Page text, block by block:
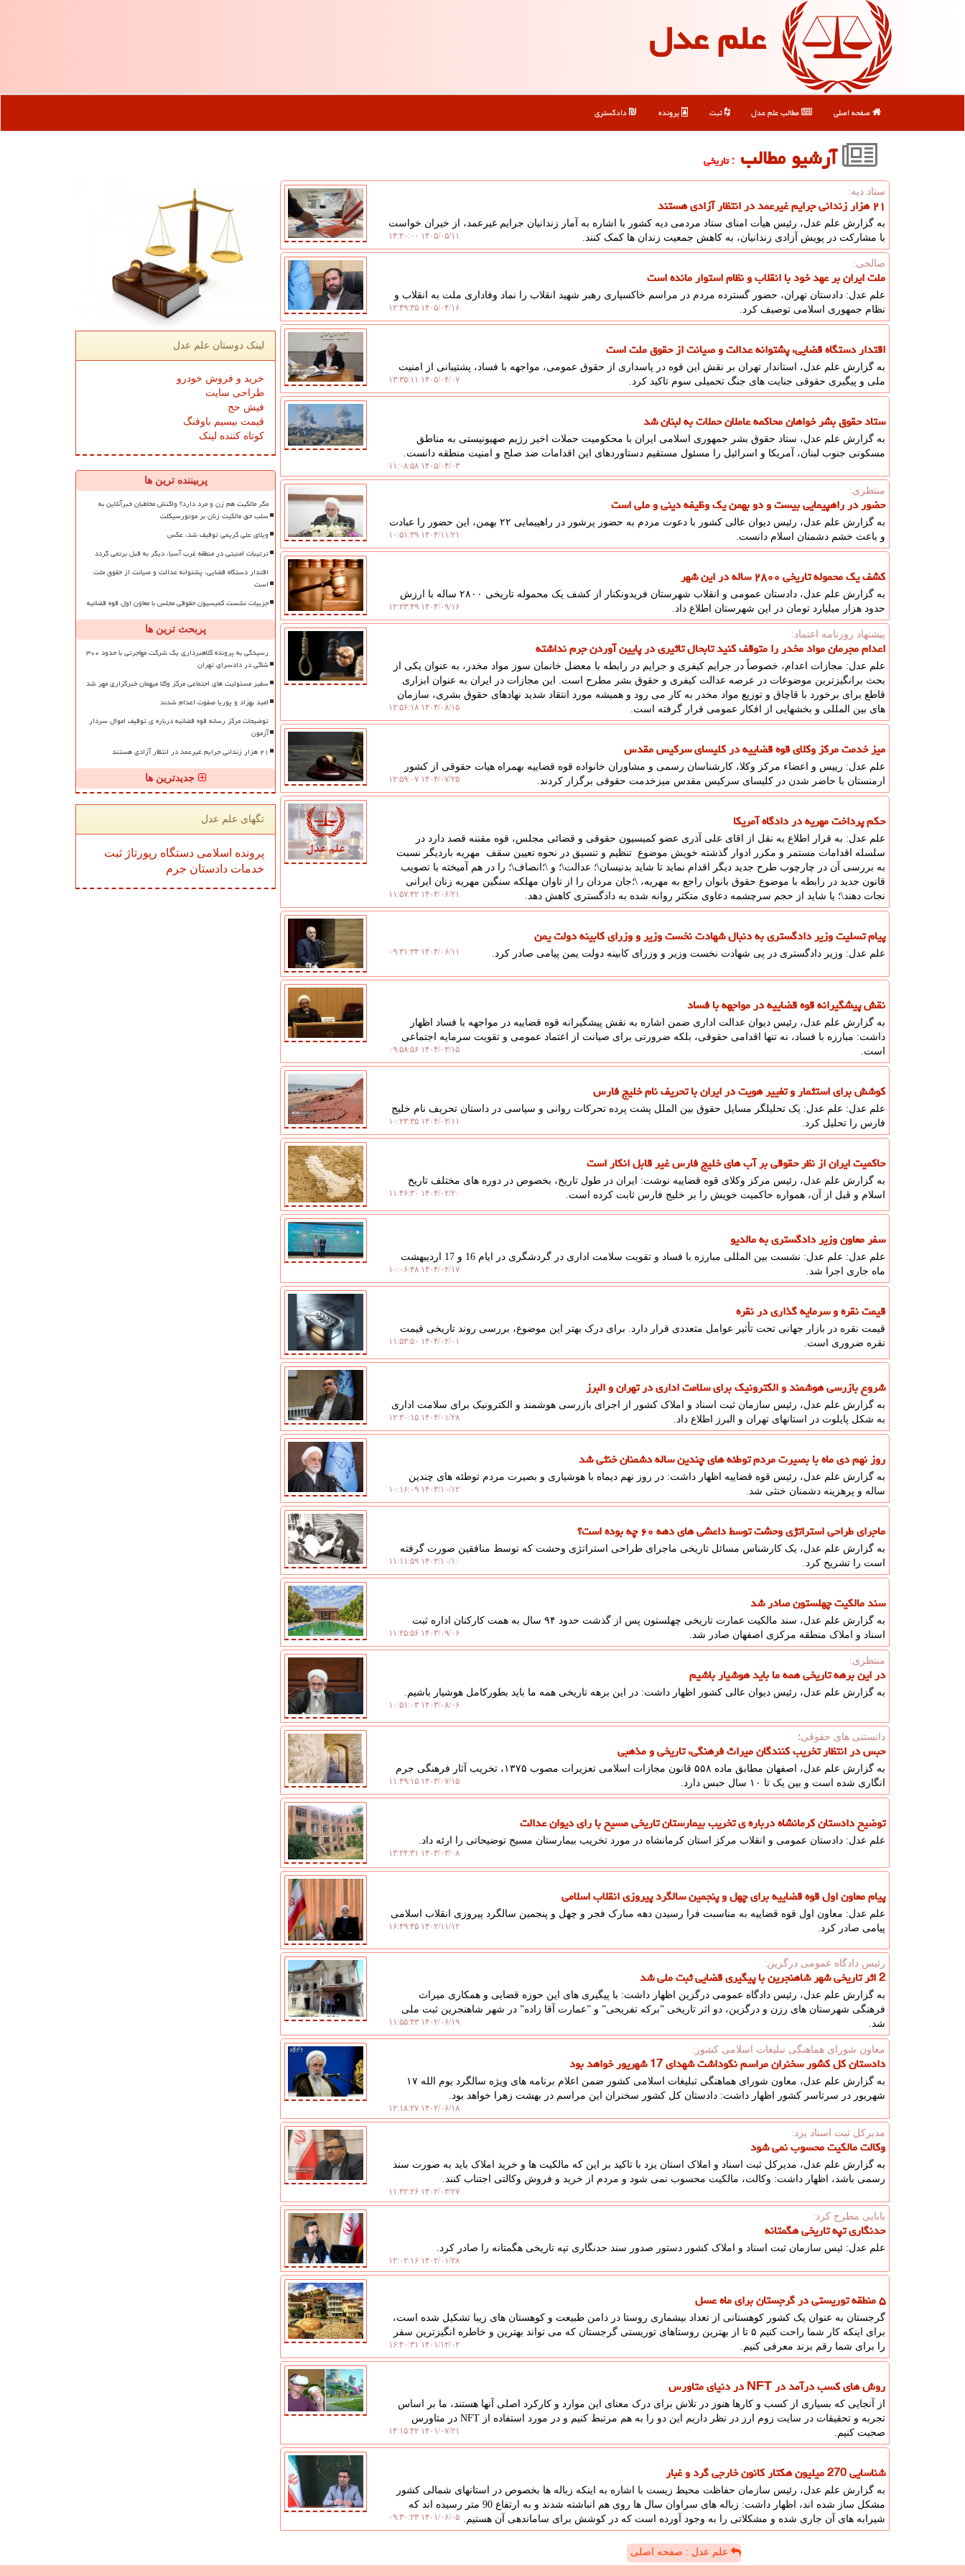
علم عدل
صفحه اصلی مطالب علم عدل ثبت پرونده دادگستری
آرشیو مطالب : تاریخی
ستاد دیه:
۲۱ هزار زندانی جرایم غیرعمد در انتظار آزادی هستند
به گزارش علم عدل، رئیس هیأت امنای ستاد مردمی دیه کشور با اشاره به آمار زندانیان جرایم غیرعمد، از خیران خواست
با مشارکت در پویش آزادی زندانیان، به کاهش جمعیت زندان ها کمک کنند.
۱۴۰۵/۰۵/۱۱ ۱۴:۲۰:۰۰
صالحی:
ملت ایران بر عهد خود با انقلاب و نظام استوار مانده است
علم عدل: دادستان تهران، حضور گسترده مردم در مراسم خاکسپاری رهبر شهید انقلاب را نماد وفاداری ملت به انقلاب و
نظام جمهوری اسلامی توصیف کرد.
۱۴۰۵/۰۴/۱۶ ۱۲:۴۹:۳۵
اقتدار دستگاه قضایی، پشتوانه عدالت و صیانت از حقوق ملت است
به گزارش علم عدل، استاندار تهران بر نقش این قوه در پاسداری از حقوق عمومی، مواجهه با فساد، پشتیبانی از امنیت
ملی و پیگیری حقوقی جنایت های جنگ تحمیلی سوم تاکید کرد.
۱۴۰۵/۰۴/۰۷ ۱۳:۳۵:۱۱
ستاد حقوق بشر خواهان محاکمه عاملان حملات به لبنان شد
به گزارش علم عدل، ستاد حقوق بشر جمهوری اسلامی ایران با محکومیت حملات اخیر رژیم صهیونیستی به مناطق
مسکونی جنوب لبنان، آمریکا و اسرائیل را مسئول مستقیم دستاوردهای این اقدامات ضد صلح و امنیت منطقه دانست.
۱۴۰۵/۰۴/۰۳ ۱۱:۰۸:۵۸
منتظری:
حضور در راهپیمایی بیست و دو بهمن یک وظیفه دینی و ملی است
به گزارش علم عدل، رئیس دیوان عالی کشور با دعوت مردم به حضور پرشور در راهپیمایی ۲۲ بهمن، این حضور را عبادت
و باعث خشم دشمنان اسلام دانست.
۱۴۰۴/۱۱/۲۱ ۱۰:۵۱:۳۹
کشف یک محموله تاریخی ۲۸۰۰ ساله در این شهر
به گزارش علم عدل، دادستان عمومی و انقلاب شهرستان فریدونکنار از کشف یک محموله تاریخی ۲۸۰۰ ساله با ارزش
حدود هزار میلیارد تومان در این شهرستان اطلاع داد.
۱۴۰۴/۰۹/۱۶ ۱۲:۲۳:۴۹
پیشنهاد روزنامه اعتماد:
اعدام مجرمان مواد مخدر را متوقف کنید تابحال تاثیری در پایین آوردن جرم نداشته
علم عدل: مجازات اعدام، خصوصاً در جرایم کیفری و جرایم در رابطه با معضل خانمان سوز مواد مخدر، به عنوان یکی از
بحث برانگیزترین موضوعات در عرصه عدالت کیفری و حقوق بشر مطرح است. این مجازات در ایران به عنوان ابزاری
قاطع برای برخورد با قاچاق و توزیع مواد مخدر به کار می رود و همیشه مورد انتقاد شدید نهادهای حقوق بشری، سازمان
های بین المللی و بخشهایی از افکار عمومی قرار گرفته است.
۱۴۰۴/۰۸/۱۵ ۱۲:۵۶:۱۸
میز خدمت مرکز وکلای قوه قضاییه در کلیسای سرکیس مقدس
علم عدل: رییس و اعضاء مرکز وکلا، کارشناسان رسمی و مشاوران خانواده قوه قضاییه بهمراه هیات حقوقی از کشور
ارمنستان با حاضر شدن در کلیسای سرکیس مقدس میزخدمت حقوقی برگزار کردند.
۱۴۰۴/۰۷/۲۵ ۱۲:۵۹:۰۷
حکم پرداخت مهریه در دادگاه آمریکا
علم عدل: به قرار اطلاع به نقل از اقای علی آذری عضو کمیسیون حقوقی و قضائی مجلس، قوه مقننه قصد دارد در
سلسله اقدامات مستمر و مکرر ادوار گذشته خویش موضوع تنظیم و تنسیق در نحوه تعیین سقف مهریه باردیگر نسبت
به بررسی آن در چارچوب طرح جدید دیگر اقدام نماید تا شاید بدنیسان\؛ عدالت\؛ و \؛انصاف\؛ را در هم آمیخته با تصویب
قانون جدید در رابطه با موضوع حقوق بانوان راجع به مهریه، \؛جان مردان را از تاوان مهلکه سنگین مهریه زنان ایرانی
نجات دهند\؛ یا شاید از حجم سرچشمه دعاوی متکثر روانه شده به دادگستری کاهش دهد.
۱۴۰۴/۰۶/۲۱ ۱۱:۵۷:۴۲
پیام تسلیت وزیر دادگستری به دنبال شهادت نخست وزیر و وزرای کابینه دولت یمن
علم عدل: وزیر دادگستری در پی شهادت نخست وزیر و وزرای کابینه دولت یمن پیامی صادر کرد. ۱۴۰۴/۰۶/۱۱ ۰۹:۳۱:۳۴
نقش پیشگیرانه قوه قضاییه در مواجهه با فساد
به گزارش علم عدل، رئیس دیوان عدالت اداری ضمن اشاره به نقش پیشگیرانه قوه قضاییه در مواجهه با فساد اظهار
داشت: مبارزه با فساد، نه تنها اقدامی حقوقی، بلکه ضرورتی برای صیانت از اعتماد عمومی و تقویت سرمایه اجتماعی
است.
۱۴۰۴/۰۳/۱۵ ۰۹:۵۸:۵۶
کوشش برای استثمار و تغییر هویت در ایران با تحریف نام خلیج فارس
علم عدل: علم عدل: یک تحلیلگر مسایل حقوق بین الملل پشت پرده تحرکات روانی و سیاسی در داستان تحریف نام خلیج
فارس را تحلیل کرد.
۱۴۰۴/۰۳/۱۱ ۱۰:۲۳:۳۵
حاکمیت ایران از نظر حقوقی بر آب های خلیج فارس غیر قابل انکار است
به گزارش علم عدل، رئیس مرکز وکلای قوه قضاییه نوشت: ایران در طول تاریخ، بخصوص در دوره های مختلف تاریخ
اسلام و قبل از آن، همواره حاکمیت خویش را بر خلیج فارس ثابت کرده است.
۱۴۰۴/۰۲/۲۰ ۱۱:۴۶:۳۰
سفر معاون وزیر دادگستری به مالدیو
علم عدل: علم عدل: نشست بین المللی مبارزه با فساد و تقویت سلامت اداری در گردشگری در ایام 16 و 17 اردیبهشت
ماه جاری اجرا شد.
۱۴۰۴/۰۲/۱۷ ۱۰:۰۶:۴۸
قیمت نقره و سرمایه گذاری در نقره
قیمت نقره در بازار جهانی تحت تأثیر عوامل متعددی قرار دارد. برای درک بهتر این موضوع، بررسی روند تاریخی قیمت
نقره ضروری است.
۱۴۰۴/۰۲/۰۱ ۱۱:۵۳:۵۰
شروع بازرسی هوشمند و الکترونیک برای سلامت اداری در تهران و البرز
به گزارش علم عدل، رئیس سازمان ثبت اسناد و املاک کشور از اجرای بازرسی هوشمند و الکترونیک برای سلامت اداری
به شکل پایلوت در استانهای تهران و البرز اطلاع داد.
۱۴۰۴/۰۱/۲۸ ۱۲:۳۰:۱۵
روز نهم دی ماه با بصیرت مردم توطئه های چندین ساله دشمنان خنثی شد
به گزارش علم عدل، رئیس قوه قضاییه اظهار داشت: در روز نهم دیماه با هوشیاری و بصیرت مردم توطئه های چندین
ساله و پرهزینه دشمنان خنثی شد.
۱۴۰۳/۱۰/۱۲ ۱۰:۱۶:۰۹
ماجرای طراحی استراتژی وحشت توسط داعشی های دهه ۶۰ چه بوده است؟
به گزارش علم عدل، یک کارشناس مسائل تاریخی ماجرای طراحی استراتژی وحشت که توسط منافقین صورت گرفته
است را تشریح کرد.
۱۴۰۳/۱۰/۱۰ ۱۱:۱۱:۵۹
سند مالکیت چهلستون صادر شد
به گزارش علم عدل، سند مالکیت عمارت تاریخی چهلستون پس از گذشت حدود ۹۴ سال به همت کارکنان اداره ثبت
اسناد و املاک منطقه مرکزی اصفهان صادر شد.
۱۴۰۳/۰۹/۰۶ ۱۱:۲۵:۵۶
منتظری:
در این برهه تاریخی همه ما باید هوشیار باشیم
به گزارش علم عدل، رئیس دیوان عالی کشور اظهار داشت: در این برهه تاریخی همه ما باید بطورکامل هوشیار باشیم.
۱۴۰۳/۰۸/۰۶ ۱۰:۵۱:۰۳
دانستنی های حقوقی؛
حبس در انتظار تخریب کنندگان میراث فرهنگی، تاریخی و مذهبی
به گزارش علم عدل، اصفهان مطابق ماده ۵۵۸ قانون مجازات اسلامی تعزیرات مصوب ۱۳۷۵، تخریب آثار فرهنگی جرم
انگاری شده است و بین یک تا ۱۰ سال حبس دارد.
۱۴۰۳/۰۷/۱۵ ۱۱:۴۹:۱۵
توضیح دادستان کرمانشاه درباره ی تخریب بیمارستان تاریخی مسیح با رای دیوان عدالت
علم عدل: دادستان عمومی و انقلاب مرکز استان کرمانشاه در مورد تخریب بیمارستان مسیح توضیحاتی را ارئه داد.
۱۴۰۳/۰۳/۰۸ ۱۳:۲۴:۳۱
پیام معاون اول قوه قضاییه برای چهل و پنجمین سالگرد پیروزی انقلاب اسلامی
علم عدل: معاون اول قوه قضاییه به مناسبت فرا رسیدن دهه مبارک فجر و چهل و پنجمین سالگرد پیروزی انقلاب اسلامی
پیامی صادر کرد.
۱۴۰۲/۱۱/۱۲ ۱۶:۴۹:۴۵
رئیس دادگاه عمومی درگزین:
2 اثر تاریخی شهر شاهنجرین با پیگیری قضایی ثبت ملی شد
به گزارش علم عدل، رئیس دادگاه عمومی درگزین اظهار داشت: با پیگیری های این حوزه قضایی و همکاری میراث
فرهنگی شهرستان های رزن و درگزین، دو اثر تاریخی ˮبرکه تفریحیˮ و ˮعمارت آقا زادهˮ در شهر شاهنجرین ثبت ملی
شد.
۱۴۰۲/۰۶/۱۹ ۱۱:۵۵:۴۳
معاون شورای هماهنگی تبلیغات اسلامی كشور:
دادستان کل کشور سخنران مراسم نکوداشت شهدای 17 شهریور خواهد بود
به گزارش علم عدل، معاون شورای هماهنگی تبلیغات اسلامی کشور ضمن اعلام برنامه های ویژه سالگرد یوم الله ۱۷
شهریور در سرتاسر کشور اظهار داشت: دادستان کل کشور سخنران این مراسم در بهشت زهرا خواهد بود.
۱۴۰۲/۰۶/۱۸ ۱۲:۱۸:۲۷
مدیركل ثبت اسناد یزد:
وکالت مالکیت محسوب نمی شود
به گزارش علم عدل، مدیرکل ثبت اسناد و املاک استان یزد با تاکید بر این که مالکیت ها و خرید املاک باید به صورت سند
رسمی باشد، اظهار داشت: وکالت، مالکیت محسوب نمی شود و مردم از خرید و فروش وکالتی اجتناب کنند.
۱۴۰۲/۰۳/۲۷ ۱۱:۴۲:۲۶
بابایی مطرح كرد:
حدنگاری تپه تاریخی هگمتانه
علم عدل: ئیس سازمان ثبت اسناد و املاک کشور دستور صدور سند حدنگاری تپه تاریخی هگمتانه را صادر کرد.
۱۴۰۲/۰۱/۲۸ ۱۲:۰۲:۱۶
۵ منطقه توریستی در گرجستان برای ماه عسل
گرجستان به عنوان یک کشور کوهستانی از تعداد بیشماری روستا در دامن طبیعت و کوهستان های زیبا تشکیل شده است،
برای اینکه کار شما راحت کنیم ۵ تا از بهترین روستاهای توریستی گرجستان که می تواند بهترین و خاطره انگیزترین سفر
را برای شما رقم بزند معرفی کنیم.
۱۴۰۱/۱۲/۰۲ ۱۶:۴۰:۳۱
روش های کسب درآمد در NFT در دنیای متاورس
از آنجایی که بسیاری از کسب و کارها هنوز در تلاش برای درک معنای این موارد و کارکرد اصلی آنها هستند، ما بر اساس
تجربه و تحقیقات در سایت زوم ارز در نظر داریم این دو را به هم مرتبط کنیم و در مورد استفاده از NFT در متاورس
صحبت کنیم.
۱۴۰۱/۰۷/۲۱ ۱۴:۱۵:۴۲
شناسایی 270 میلیون هکتار کانون خارجی گرد و غبار
به گزارش علم عدل، رئیس سازمان حفاظت محیط زیست با اشاره به اینکه زباله ها بخصوص در استانهای شمالی کشور
مشکل ساز شده اند، اظهار داشت: زباله های سراوان سال ها روی هم انباشته شدند و به ارتفاع 90 متر رسیده اند که
شیرابه های آن جاری شده و مشکلاتی را به وجود آورده است که در کوشش برای ساماندهی آن هستیم.
۱۴۰۱/۰۶/۰۵ ۰۹:۳۰:۲۳
لینک دوستان علم عدل
خرید و فروش خودرو
طراحی سایت
فیش حج
قیمت بیسیم باوفنگ
کوتاه کننده لینک
پربیننده ترین ها
مگر مالکیت هم زن و مرد دارد؟ واکنش مخاطبان خبرآنلاین به
سلب حق مالکیت زنان بر موتورسیکلت
ویلای علی کریمی توقیف شد، عکس
ترتیبات امنیتی در منطقه غرب آسیا، دیگر به قبل برنمی گردد
اقتدار دستگاه قضایی، پشتوانه عدالت و صیانت از حقوق ملت
است
جزییات نشست کمیسیون حقوقی مجلس با معاون اول قوه قضائیه
پربحث ترین ها
رسیدگی به پرونده کلاهبرداری یک شرکت مهاجرتی با حدود ۳۰۰
شاکی در دادسرای تهران
سفیر مسئولیت های اجتماعی مرکز وکلا میهمان خبرگزاری مهر شد
امید بهزاد و پوریا صفوت اعدام شدند
توضیحات مرکز رسانه قوه قضائیه درباره ی توقیف اموال سردار
آزمون
۲۱ هزار زندانی جرایم غیرعمد در انتظار آزادی هستند
جدیدترین ها
تگهای علم عدل
پرونده اسلامی دستگاه رپورتاژ ثبت
خدمات دادستان جرم
علم عدل : صفحه اصلی